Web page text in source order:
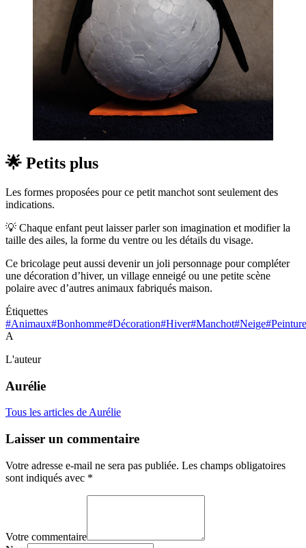
🌟 Petits plus
Les formes proposées pour ce petit manchot sont seulement des
indications.
💡 Chaque enfant peut laisser parler son imagination et modifier la
taille des ailes, la forme du ventre ou les détails du visage.
Ce bricolage peut aussi devenir un joli personnage pour compléter
une décoration d’hiver, un village enneigé ou une petite scène
polaire avec d’autres animaux fabriqués maison.
Étiquettes
#Animaux#Bonhomme#Décoration#Hiver#Manchot#Neige#Peinture
A
L'auteur
Aurélie
Tous les articles de Aurélie
Laisser un commentaire
Votre adresse e-mail ne sera pas publiée. Les champs obligatoires
sont indiqués avec *
Votre commentaire